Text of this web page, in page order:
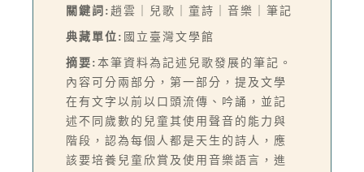
關鍵詞: 趙雲｜兒歌｜童詩｜音樂｜筆記
典藏單位: 國立臺灣文學館
摘要: 本筆資料為記述兒歌發展的筆記。
內容可分兩部分，第一部分，提及文學
在有文字以前以口頭流傳、吟誦，並記
述不同歲數的兒童其使用聲音的能力與
階段，認為每個人都是天生的詩人，應
該要培養兒童欣賞及使用音樂語言，進